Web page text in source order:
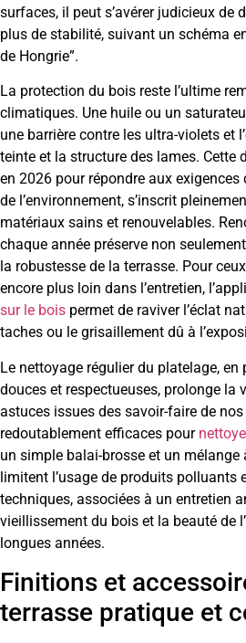
surfaces, il peut s’avérer judicieux de
plus de stabilité, suivant un schéma
de Hongrie”.
La protection du bois reste l’ultime
climatiques. Une huile ou un
une barrière contre les ultra-violets et
teinte et la structure des lames. Cette
en 2026 pour répondre aux
de l’environnement, s’inscrit
matériaux sains et renouvelables.
chaque année préserve non
la robustesse de la terrasse. Pour
encore plus loin dans l’entretien,
sur le bois permet de raviver l’éclat
taches ou le grisaillement dû à
Le nettoyage régulier du platelage,
douces et respectueuses, prolonge la
astuces issues des savoir-faire de nos
redoutablement efficaces pour
un simple balai-brosse et un mélange
limitent l’usage de produits polluants
techniques, associées à un entretien
vieillissement du bois et la beauté de
longues années.
Finitions et
terrasse pratique et